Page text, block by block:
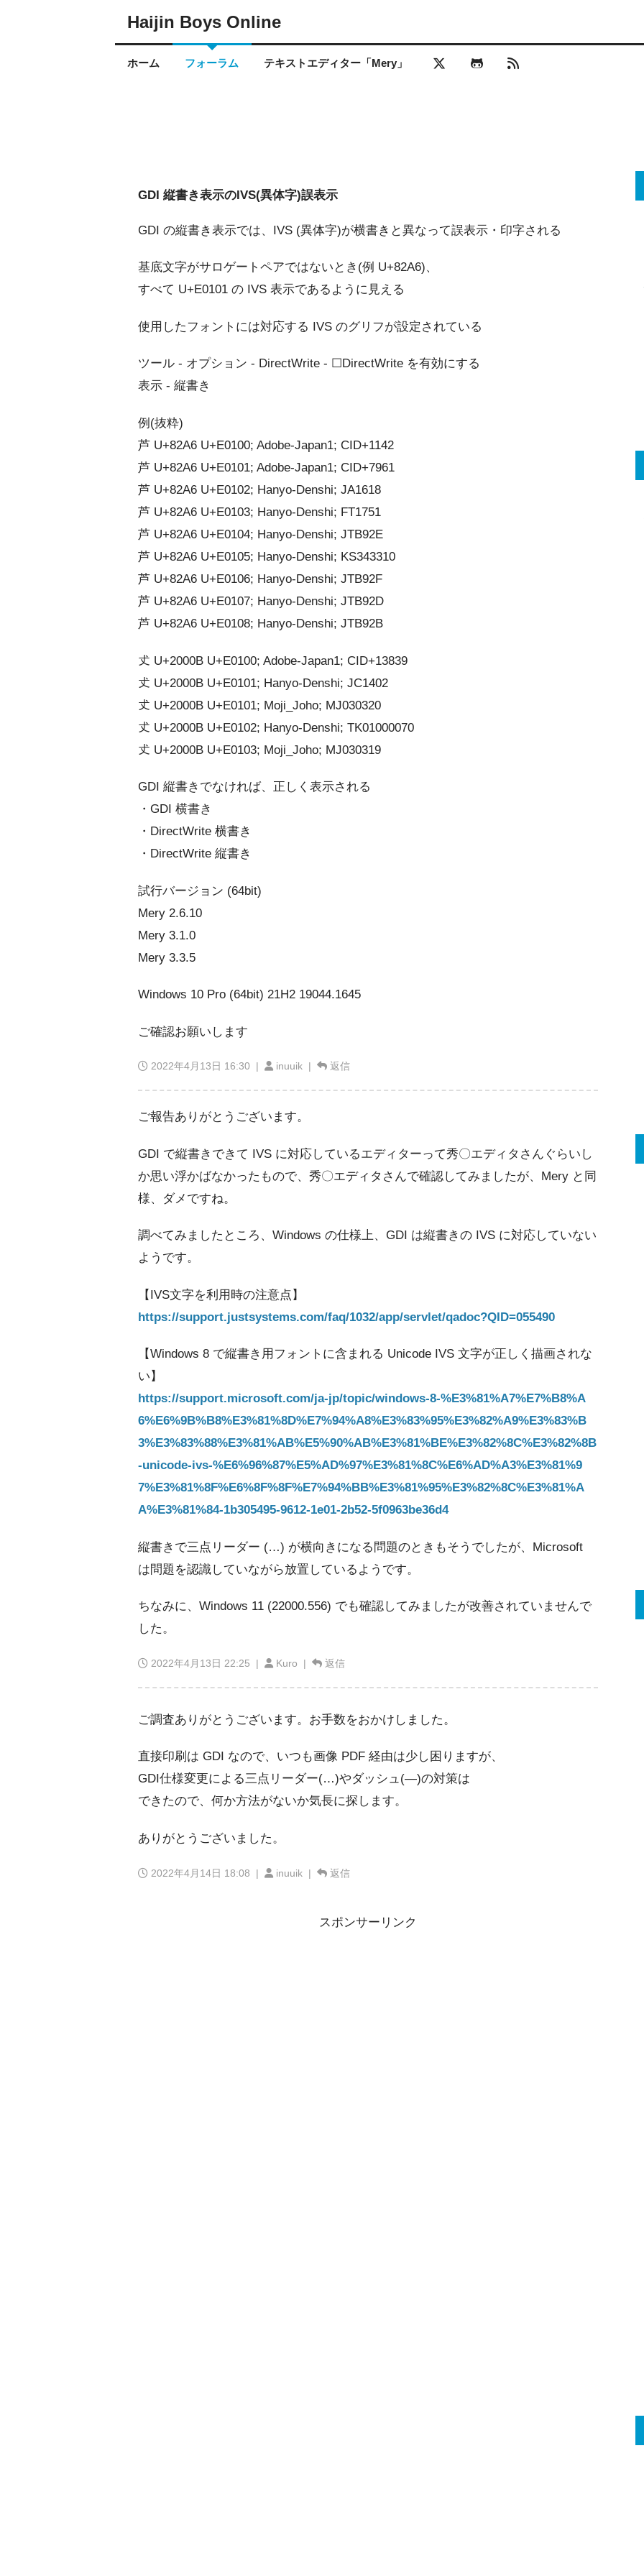
Haijin Boys Online
ホーム フォーラム テキストエディター「Mery」
GDI 縦書き表示のIVS(異体字)誤表示
GDI の縦書き表示では、IVS (異体字)が横書きと異なって誤表示・印字される
基底文字がサロゲートペアではないとき(例 U+82A6)、
すべて U+E0101 の IVS 表示であるように見える
使用したフォントには対応する IVS のグリフが設定されている
ツール - オプション - DirectWrite - ☐DirectWrite を有効にする
表示 - 縦書き
例(抜粋)
芦󠄀 U+82A6 U+E0100; Adobe-Japan1; CID+1142
芦󠄁 U+82A6 U+E0101; Adobe-Japan1; CID+7961
芦󠄂 U+82A6 U+E0102; Hanyo-Denshi; JA1618
芦󠄃 U+82A6 U+E0103; Hanyo-Denshi; FT1751
芦󠄄 U+82A6 U+E0104; Hanyo-Denshi; JTB92E
芦󠄅 U+82A6 U+E0105; Hanyo-Denshi; KS343310
芦󠄆 U+82A6 U+E0106; Hanyo-Denshi; JTB92F
芦󠄇 U+82A6 U+E0107; Hanyo-Denshi; JTB92D
芦󠄈 U+82A6 U+E0108; Hanyo-Denshi; JTB92B
𠀋󠄀 U+2000B U+E0100; Adobe-Japan1; CID+13839
𠀋󠄁 U+2000B U+E0101; Hanyo-Denshi; JC1402
𠀋󠄁 U+2000B U+E0101; Moji_Joho; MJ030320
𠀋󠄂 U+2000B U+E0102; Hanyo-Denshi; TK01000070
𠀋󠄃 U+2000B U+E0103; Moji_Joho; MJ030319
GDI 縦書きでなければ、正しく表示される
・GDI 横書き
・DirectWrite 横書き
・DirectWrite 縦書き
試行バージョン (64bit)
Mery 2.6.10
Mery 3.1.0
Mery 3.3.5
Windows 10 Pro (64bit) 21H2 19044.1645
ご確認お願いします
2022年4月13日 16:30 | inuuik | 返信
ご報告ありがとうございます。
GDI で縦書きできて IVS に対応しているエディターって秀〇エディタさんぐらいし
か思い浮かばなかったもので、秀〇エディタさんで確認してみましたが、Mery と同
様、ダメですね。
調べてみましたところ、Windows の仕様上、GDI は縦書きの IVS に対応していない
ようです。
【IVS文字を利用時の注意点】
https://support.justsystems.com/faq/1032/app/servlet/qadoc?QID=055490
【Windows 8 で縦書き用フォントに含まれる Unicode IVS 文字が正しく描画されな
い】
https://support.microsoft.com/ja-jp/topic/windows-8-%E3%81%A7%E7%B8%A
6%E6%9B%B8%E3%81%8D%E7%94%A8%E3%83%95%E3%82%A9%E3%83%B
3%E3%83%88%E3%81%AB%E5%90%AB%E3%81%BE%E3%82%8C%E3%82%8B
-unicode-ivs-%E6%96%87%E5%AD%97%E3%81%8C%E6%AD%A3%E3%81%9
7%E3%81%8F%E6%8F%8F%E7%94%BB%E3%81%95%E3%82%8C%E3%81%A
A%E3%81%84-1b305495-9612-1e01-2b52-5f0963be36d4
縦書きで三点リーダー (…) が横向きになる問題のときもそうでしたが、Microsoft
は問題を認識していながら放置しているようです。
ちなみに、Windows 11 (22000.556) でも確認してみましたが改善されていませんで
した。
2022年4月13日 22:25 | Kuro | 返信
ご調査ありがとうございます。お手数をおかけしました。
直接印刷は GDI なので、いつも画像 PDF 経由は少し困りますが、
GDI仕様変更による三点リーダー(…)やダッシュ(―)の対策は
できたので、何か方法がないか気長に探します。
ありがとうございました。
2022年4月14日 18:08 | inuuik | 返信
スポンサーリンク